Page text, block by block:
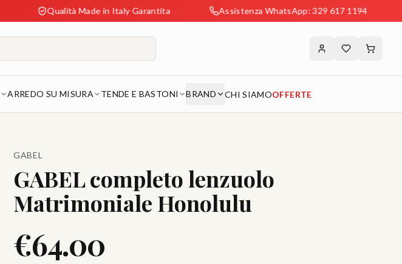
Qualità Made in Italy Garantita Assistenza WhatsApp: 329 617 1194
ARREDO SU MISURA TENDE E BASTONI BRAND CHI SIAMOOFFERTE
GABEL
GABEL completo lenzuolo
Matrimoniale Honolulu
€64.00